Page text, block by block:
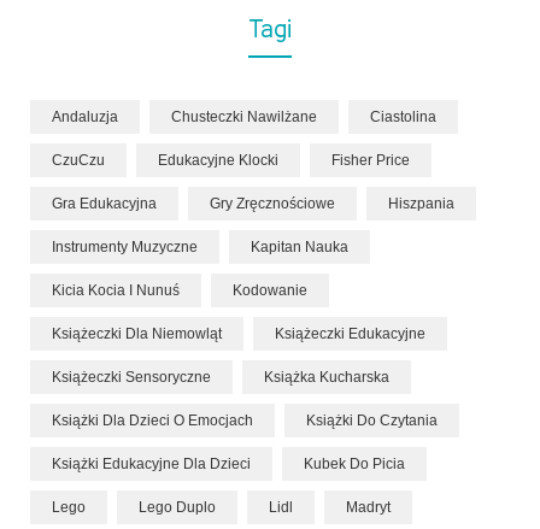
Tagi
Andaluzja Chusteczki Nawilżane Ciastolina
CzuCzu Edukacyjne Klocki Fisher Price
Gra Edukacyjna Gry Zręcznościowe Hiszpania
Instrumenty Muzyczne Kapitan Nauka
Kicia Kocia I Nunuś Kodowanie
Książeczki Dla Niemowląt Książeczki Edukacyjne
Książeczki Sensoryczne Książka Kucharska
Książki Dla Dzieci O Emocjach Książki Do Czytania
Książki Edukacyjne Dla Dzieci Kubek Do Picia
Lego Lego Duplo Lidl Madryt